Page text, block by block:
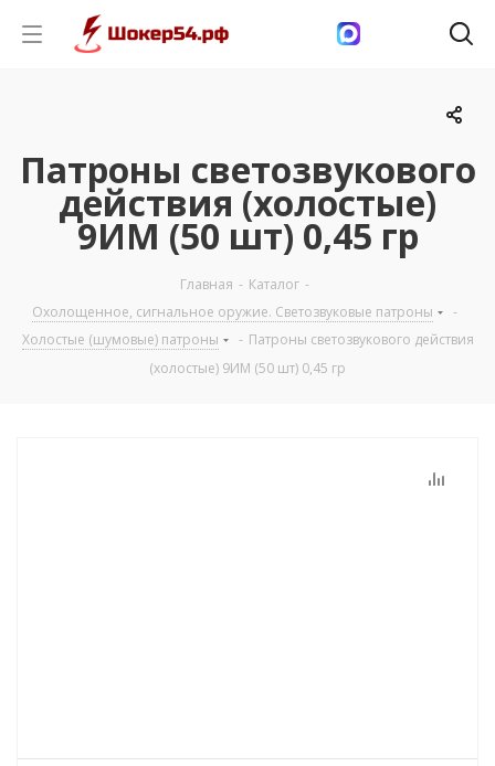
Патроны светозвукового
действия (холостые)
9ИМ (50 шт) 0,45 гр
Главная - Каталог -
Охолощенное, сигнальное оружие. Светозвуковые патроны
-
Холостые (шумовые) патроны
- Патроны светозвукового действия
(холостые) 9ИМ (50 шт) 0,45 гр